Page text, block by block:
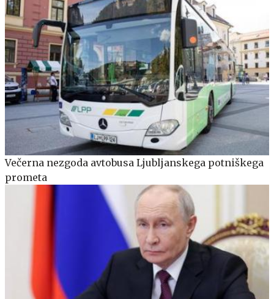
Večerna nezgoda avtobusa Ljubljanskega potniškega
prometa